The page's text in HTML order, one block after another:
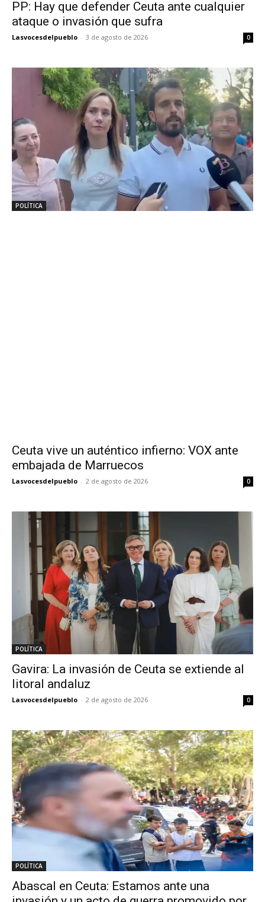
PP: Hay que defender Ceuta ante cualquier
ataque o invasión que sufra
Lasvocesdelpueblo - 3 de agosto de 2026 0
POLÍTICA
Ceuta vive un auténtico infierno: VOX ante
embajada de Marruecos
Lasvocesdelpueblo - 2 de agosto de 2026 0
POLÍTICA
Gavira: La invasión de Ceuta se extiende al
litoral andaluz
Lasvocesdelpueblo - 2 de agosto de 2026 0
POLÍTICA
Abascal en Ceuta: Estamos ante una